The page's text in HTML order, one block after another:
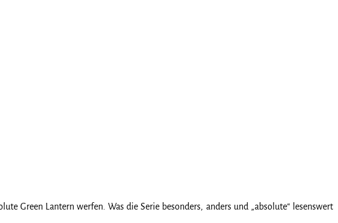
Green Lantern werfen. Was die Serie besonders, anders und „absolute“ lesenswert